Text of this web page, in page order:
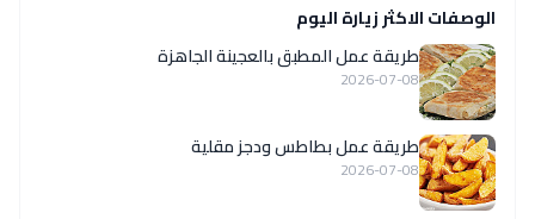
الوصفات الاكثر زيارة اليوم
طريقة عمل المطبق بالعجينة الجاهزة
2026-07-08
طريقة عمل بطاطس ودجز مقلية
2026-07-08